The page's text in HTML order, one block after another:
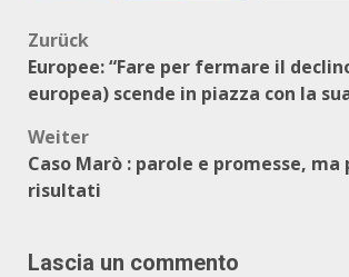
Beitragsnavigation
Zurück
Europee: “Fare per fermare il
europea) scende in piazza con la
Weiter
Caso Marò : parole e promesse, ma
risultati
Lascia un commento